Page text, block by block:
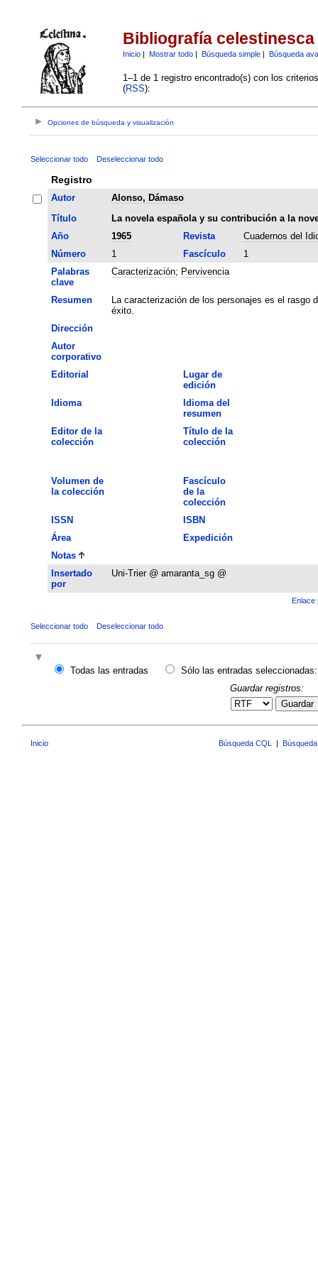
Bibliografía celestinesca
Inicio| Mostrar todo| Búsqueda simple| Búsqueda
1–1 de 1 registro encontrado(s) con los
(RSS):
Opciones de búsqueda y visualización
Seleccionar todo Deseleccionar todo
Registro
Autor
Alonso, Dámaso
Título
La novela española y su contribución a la
Año
1965 Revista
Cuadernos del
Número
1 Fascículo
1
Palabras
clave
Caracterización; Pervivencia
Resumen
La caracterización de los personajes es el rasgo
éxito.
Dirección
Autor
corporativo
Editorial
Lugar de
edición
Idioma
Idioma del
resumen
Editor de la
colección
Título de la
colección
Volumen de
la colección
Fascículo
de la
colección
ISSN
ISBN
Área
Expedición
Notas
Insertado
por
Uni-Trier @ amaranta_sg @
Enlace
Seleccionar todo Deseleccionar todo
Todas las entradas
Sólo las entradas seleccionadas:
Guardar registros:
Guardar
Inicio Búsqueda CQL